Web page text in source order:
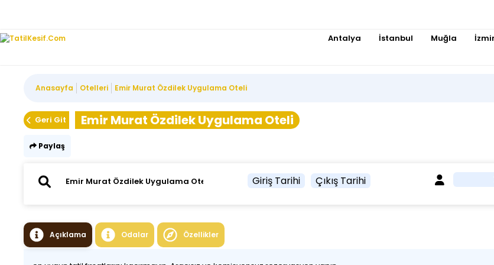
Antalya İstanbul Muğla İzmir
Anasayfa Otelleri Emir Murat Özdilek Uygulama Oteli
Geri Git Emir Murat Özdilek Uygulama Oteli
Paylaş
Giriş Tarihi Çıkış Tarihi
Açıklama Odalar Özellikler